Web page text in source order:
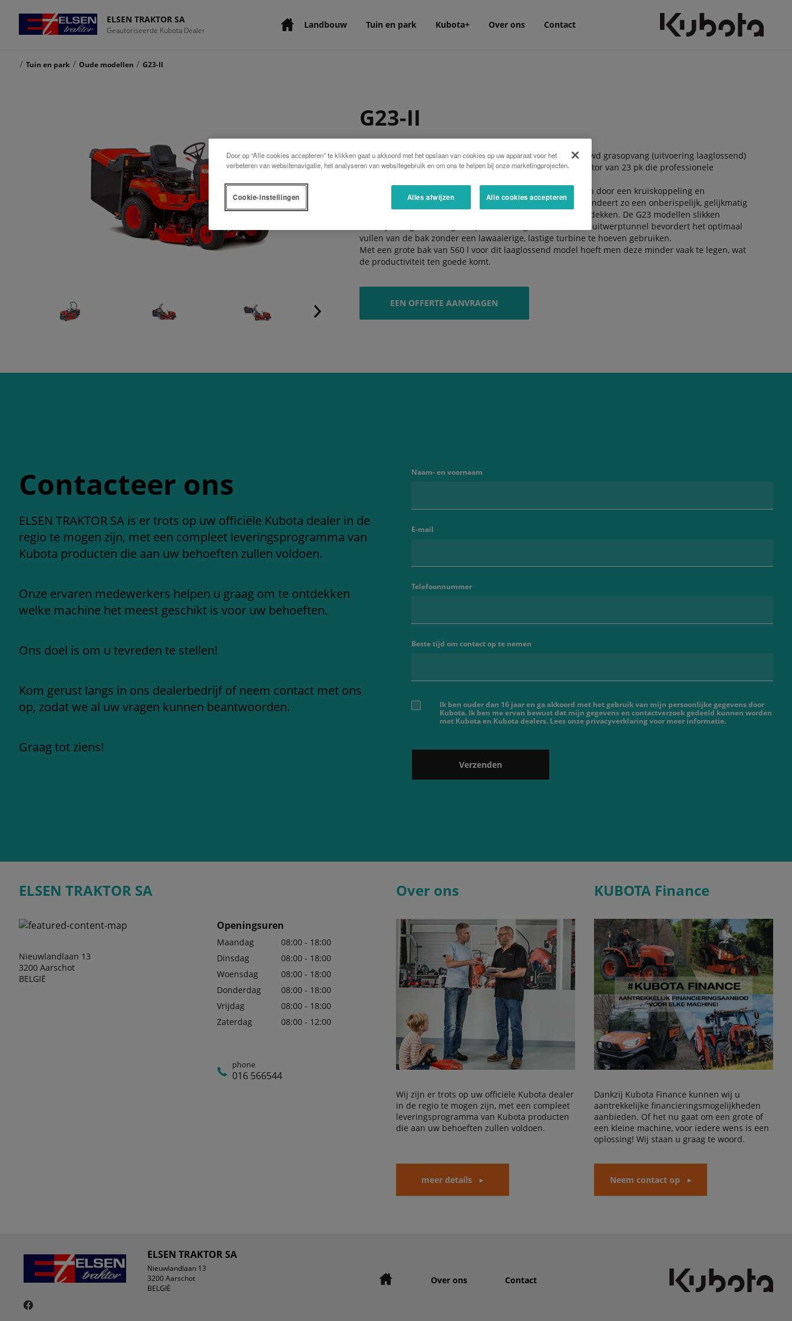
ELSEN TRAKTOR SA
Geautoriseerde Kubota Dealer Landbouw Tuin en park Kubota+ Over ons Contact
/ Tuin en park / Oude modellen / G23-II
G23-II
De maaier Kubota G23LD-II met achteruitworp en ingebouwd grasopvang (uitvoering laaglossend)
wordt aangedreven door een krachtige 3-cilinder dieselmotor van 23 pk die professionele
Het ‘twin cut’ maaisysteem met twee messen –aangedreven door een kruiskoppeling en
tandwielen – produceert een krachtige zuigstroom en garandeert zo een onberispelijk, gelijkmatig
resultaat, vooral omdat de messen een groot oppervlak bedekken. De G23 modellen slikken
letterlijk het gemaaide gras op; de brede gecentraliseerde uitwerptunnel bevordert het optimaal
vullen van de bak zonder een lawaaierige, lastige turbine te hoeven gebruiken.
Met een grote bak van 560 l voor dit laaglossend model hoeft men deze minder vaak te legen, wat
de productiviteit ten goede komt.
EEN OFFERTE AANVRAGEN
Contacteer ons
ELSEN TRAKTOR SA is er trots op uw officiële Kubota dealer in de
regio te mogen zijn, met een compleet leveringsprogramma van
Kubota producten die aan uw behoeften zullen voldoen.
Onze ervaren medewerkers helpen u graag om te ontdekken
welke machine het meest geschikt is voor uw behoeften.
Ons doel is om u tevreden te stellen!
Kom gerust langs in ons dealerbedrijf of neem contact met ons
op, zodat we al uw vragen kunnen beantwoorden.
Graag tot ziens!
Naam- en voornaam
E-mail
Telefoonnummer
Beste tijd om contact op te nemen
Ik ben ouder dan 16 jaar en ga akkoord met het gebruik van mijn persoonlijke gegevens door
Kubota. Ik ben me ervan bewust dat mijn gegevens en contactverzoek gedeeld kunnen worden
met Kubota en Kubota dealers. Lees onze privacyverklaring voor meer informatie.
Verzenden
ELSEN TRAKTOR SA
Nieuwlandlaan 13
3200 Aarschot
BELGIË
Openingsuren
Maandag
08:00 - 18:00
Dinsdag
08:00 - 18:00
Woensdag
08:00 - 18:00
Donderdag
08:00 - 18:00
Vrijdag
08:00 - 18:00
Zaterdag
08:00 - 12:00
phone
016 566544
Over ons
Wij zijn er trots op uw officiële Kubota dealer
in de regio te mogen zijn, met een compleet
leveringsprogramma van Kubota producten
die aan uw behoeften zullen voldoen.
meer details
KUBOTA Finance
Dankzij Kubota Finance kunnen wij u
aantrekkelijke financieringsmogelijkheden
aanbieden. Of het nu gaat om een grote of
een kleine machine, voor iedere wens is een
oplossing! Wij staan u graag te woord.
Neem contact op
ELSEN TRAKTOR SA
Nieuwlandlaan 13
3200 Aarschot
BELGIË
Over ons Contact
Door op “Alle cookies accepteren” te klikken gaat u akkoord met het opslaan van cookies op uw apparaat voor het
verbeteren van websitenavigatie, het analyseren van websitegebruik en om ons te helpen bij onze marketingprojecten.
Alles afwijzen Alle cookies accepteren
Cookie-instellingen